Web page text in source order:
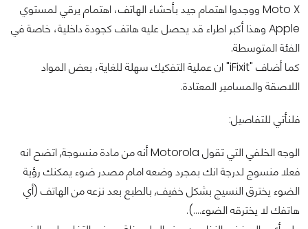
Moto X ووجدوا اهتمام جيد بأحشاء الهاتف، اهتمام يرقي لمستوي
Apple وهذا أكبر اطراء قد يحصل عليه هاتف كجودة داخلية، خاصة في
الفئة المتوسطة.
كما أضاف "iFixit" ان عملية التفكيك سهلة للغاية، بعض المواد
اللاصقة والمسامير المعتادة.
فلنأتي للتفاصيل:
الوجه الخلفي التي تقول Motorola أنه من مادة منسوجة, اتضح انه
فعلا منسوج لدرجة انك بمجرد وضعه امام مصدر ضوء يمكنك رؤية
الضوء يخترق النسيج بشكل خفيف, بالطبع بعد نزعه من الهاتف (أي
هاتفك لا يخترقه الضوء....).